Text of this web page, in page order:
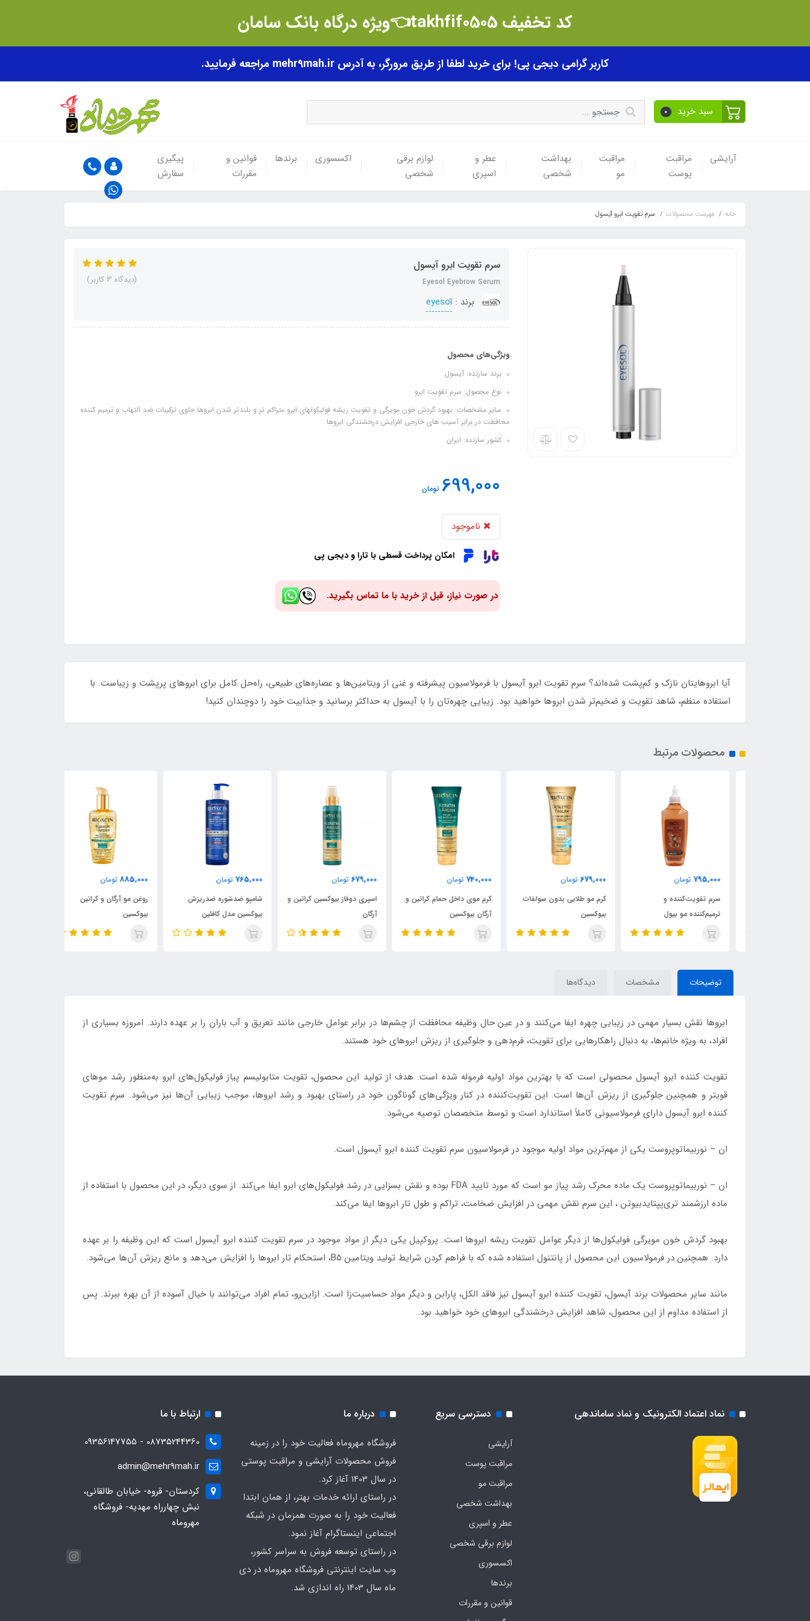
کد تخفیف takhfif0505👈ویژه درگاه بانک سامان
کاربر گرامی دیجی پی! برای خرید لطفا از طریق مرورگر، به آدرس mehr9mah.ir مراجعه فرمایید.
سبد خرید 0
آرایشی
مراقبت
پوست
مراقبت
مو
بهداشت
شخصی
عطر و
اسپری
لوازم برقی
شخصی
اکسسوری برندها
قوانین و
مقررات
پیگیری
سفارش
خانه فهرست محصولات سرم تقویت ابرو آیسول
سرم تقویت ابرو آیسول
Eyesol Eyebrow Serum
برند : eyesol
(دیدگاه 3 کاربر)
ویژگی‌های محصول
برند سازنده: آیسول
نوع محصول: سرم تقویت ابرو
سایر مشخصات: بهبود گردش خون مویرگى و تقویت ریشه فولیکولهاى ابرو متراکم تر و بلندتر شدن ابروها حاوى ترکیبات ضد التهاب و ترمیم کننده
محافظت در برابر آسیب هاى خارجى افزایش درخشندگى ابروها
کشور سازنده: ایران
699,000تومان
ناموجود
امکان پرداخت قسطی با تارا و دیجی پی
در صورت نیاز، قبل از خرید با ما تماس بگیرید.
آیا ابروهایتان نازک و کم‌پشت شده‌اند؟ سرم تقویت ابرو آیسول با فرمولاسیون پیشرفته و غنی از ویتامین‌ها و عصاره‌های طبیعی، راه‌حل کامل برای ابروهای پرپشت و زیباست. با
استفاده منظم، شاهد تقویت و ضخیم‌تر شدن ابروها خواهید بود. زیبایی چهره‌تان را با آیسول به حداکثر برسانید و جذابیت خود را دوچندان کنید!
محصولات مرتبط
795,000 تومان
سرم تقویت‌کننده و
ترمیم‌کننده مو بیول
679,000 تومان
کرم مو طلایی بدون سولفات
بیوکسین
740,000 تومان
کرم موی داخل حمام کراتین و
آرگان بیوکسین
679,000 تومان
اسپری دوفاز بیوکسین کراتین و
765,000 تومان
شامپو ضدشوره ضدریزش
بیوکسین مدل کافئین
885,000 تومان
روغن مو آرگان و کراتین
بیوکسین
توضیحات مشخصات دیدگاه‌ها
ابروها نقش بسیار مهمی در زیبایی چهره ایفا می‌کنند و در عین حال وظیفه محافظت از چشم‌ها در برابر عوامل خارجی مانند تعریق و آب باران را بر عهده دارند. امروزه بسیاری از
افراد، به ویژه خانم‌ها، به دنبال راهکارهایی برای تقویت، فرم‌دهی و جلوگیری از ریزش ابروهای خود هستند.
تقویت کننده ابرو آیسول محصولی است که با بهترین مواد اولیه فرموله شده است. هدف از تولید این محصول، تقویت متابولیسم پیاز فولیکول‌های ابرو به‌منظور رشد موهای
قویتر و همچنین جلوگیری از ریزش آن‌ها است. این تقویت‌کننده در کنار ویژگی‌های گوناگون خود در راستای بهبود و رشد ابروها، موجب زیبایی آن‌ها نیز می‌شود. سرم تقویت
کننده ابرو آیسول دارای فرمولاسیونی کاملاً استاندارد است و توسط متخصصان توصیه می‌شود.
ان – نوربیماتوپروست یکی از مهم‌ترین مواد اولیه موجود در فرمولاسیون سرم تقویت کننده ابرو آیسول است.
ان – نوربیماتوپروست یک ماده محرک رشد پیاز مو است که مورد تایید FDA بوده و نقش بسزایی در رشد فولیکول‌های ابرو ایفا می‌کند. از سوی دیگر، در این محصول با استفاده از
ماده ارزشمند تری‌پپتایدبیوتن ، این سرم نقش مهمی در افزایش ضخامت، تراکم و طول تار ابروها ایفا می‌کند.
بهبود گردش خون مویرگی فولیکول‌ها از دیگر عوامل تقویت ریشه ابروها است. پروکپیل یکی دیگر از مواد موجود در سرم تقویت کننده ابرو آیسول است که این وظیفه را بر عهده
دارد. همچنین در فرمولاسیون این محصول از پانتنول استفاده شده که با فراهم کردن شرایط تولید ویتامین B5، استحکام تار ابروها را افزایش می‌دهد و مانع ریزش آن‌ها می‌شود.
مانند سایر محصولات برند آیسول، تقویت کننده ابرو آیسول نیز فاقد الکل، پارابن و دیگر مواد حساسیت‌زا است. ازاین‌رو، تمام افراد می‌توانند با خیال آسوده از آن بهره ببرند. پس
از استفاده مداوم از این محصول، شاهد افزایش درخشندگی ابروهای خود خواهید بود.
نماد اعتماد الکترونیک و نماد ساماندهی دسترسی سریع
آرایشی
مراقبت پوست
مراقبت مو
بهداشت شخصی
عطر و اسپری
لوازم برقی شخصی
اکسسوری
برندها
قوانین و مقررات
درباره ما
فروشگاه مهروماه فعالیت خود را در زمینه
فروش محصولات آرایشی و مراقبت پوستی
در سال 1403 آغاز کرد.
در راستای ارائه خدمات بهتر، از همان ابتدا
فعالیت خود را به صورت همزمان در شبکه
اجتماعی اینستاگرام آغاز نمود.
در راستای توسعه فروش به سراسر کشور،
وب سایت اینترنتی فروشگاه مهروماه در دی
ماه سال 1403 راه اندازی شد.
ارتباط با ما
08735244360 - 09356147755
admin@mehr9mah.ir
کردستان- قروه- خیابان طالقانی،
نبش چهارراه مهدیه- فروشگاه
مهروماه